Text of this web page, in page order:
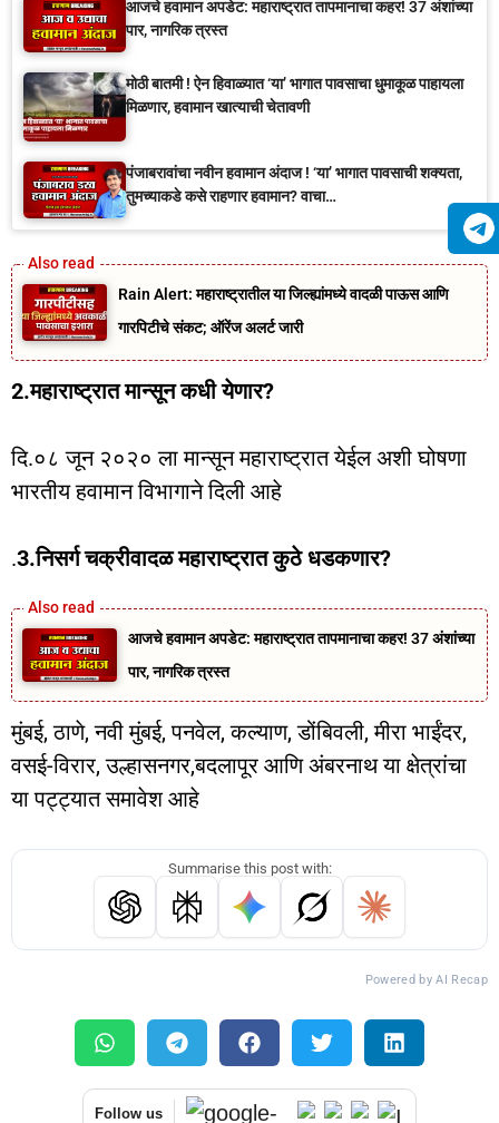
आजचे हवामान अपडेट: महाराष्ट्रात तापमानाचा कहर! 37 अंशांच्या
पार, नागरिक त्रस्त
मोठी बातमी ! ऐन हिवाळ्यात ‘या’ भागात पावसाचा धुमाकूळ पाहायला
मिळणार, हवामान खात्याची चेतावणी
पंजाबरावांचा नवीन हवामान अंदाज ! ‘या’ भागात पावसाची शक्यता,
तुमच्याकडे कसे राहणार हवामान? वाचा…
Rain Alert: महाराष्ट्रातील या जिल्ह्यांमध्ये वादळी पाऊस आणि
गारपिटीचे संकट; ऑरेंज अलर्ट जारी
2.महाराष्ट्रात मान्सून कधी येणार?
दि.०८ जून २०२० ला मान्सून महाराष्ट्रात येईल अशी घोषणा
भारतीय हवामान विभागाने दिली आहे
.3.निसर्ग चक्रीवादळ महाराष्ट्रात कुठे धडकणार?
आजचे हवामान अपडेट: महाराष्ट्रात तापमानाचा कहर! 37 अंशांच्या
पार, नागरिक त्रस्त
मुंबई, ठाणे, नवी मुंबई, पनवेल, कल्याण, डोंबिवली, मीरा भाईंदर,
वसई-विरार, उल्हासनगर,बदलापूर आणि अंबरनाथ या क्षेत्रांचा
या पट्ट्यात समावेश आहे
Summarise this post with:
Powered by AI Recap
Follow us